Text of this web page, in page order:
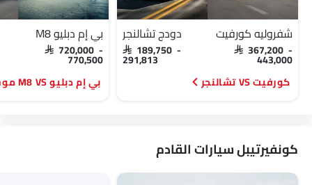
شفروليه كورفيت
SAR 367,200 -
443,000
دودج تشالنجر
SAR 189,750 -
291,813
كورفيت VS تشالنجر
بي إم دبليو M8
SAR 720,000 -
770,500
بي إم دبليو M8 VS موستانج
كونفيرتيبل سيارات القادم